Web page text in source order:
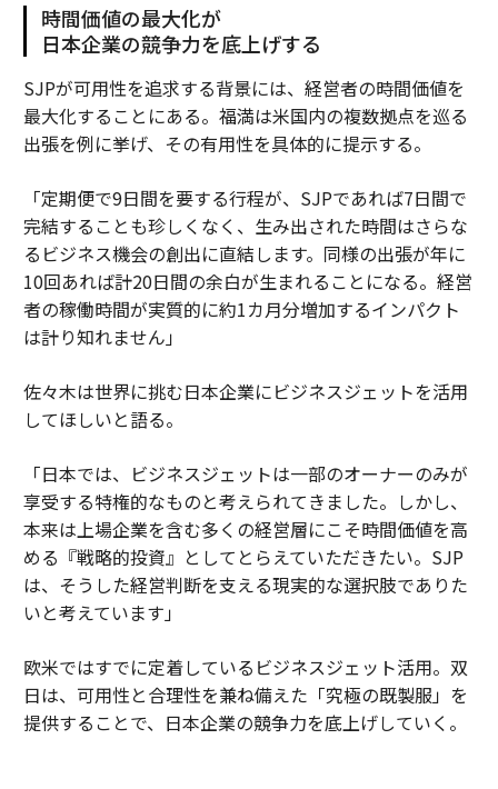
時間価値の最大化が
日本企業の競争力を底上げする
SJPが可用性を追求する背景には、経営者の時間価値を
最大化することにある。福満は米国内の複数拠点を巡る
出張を例に挙げ、その有用性を具体的に提示する。
「定期便で9日間を要する行程が、SJPであれば7日間で
完結することも珍しくなく、生み出された時間はさらな
るビジネス機会の創出に直結します。同様の出張が年に
10回あれば計20日間の余白が生まれることになる。経営
者の稼働時間が実質的に約1カ月分増加するインパクト
は計り知れません」
佐々木は世界に挑む日本企業にビジネスジェットを活用
してほしいと語る。
「日本では、ビジネスジェットは一部のオーナーのみが
享受する特権的なものと考えられてきました。しかし、
本来は上場企業を含む多くの経営層にこそ時間価値を高
める『戦略的投資』としてとらえていただきたい。SJP
は、そうした経営判断を支える現実的な選択肢でありた
いと考えています」
欧米ではすでに定着しているビジネスジェット活用。双
日は、可用性と合理性を兼ね備えた「究極の既製服」を
提供することで、日本企業の競争力を底上げしていく。